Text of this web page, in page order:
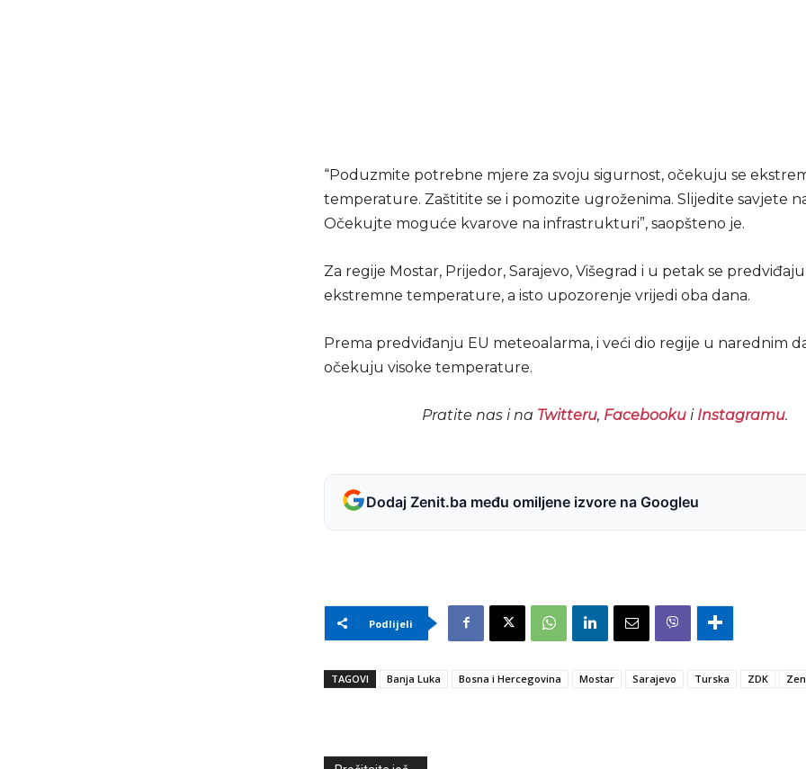
“Poduzmite potrebne mjere za svoju sigurnost, očekuju se
temperature. Zaštitite se i pomozite ugroženima. Slijedite savjete
Očekujte moguće kvarove na infrastrukturi”, saopšteno je.
Za regije Mostar, Prijedor, Sarajevo, Višegrad i u petak se predviđaju
ekstremne temperature, a isto upozorenje vrijedi oba dana.
Prema predviđanju EU meteoalarma, i veći dio regije u narednim
očekuju visoke temperature.
Pratite nas i na Twitteru, Facebookui Instagramu.
Dodaj Zenit.ba među omiljene izvore na Googleu
Podlijeli
TAGOVI Banja Luka Bosna i Hercegovina Mostar Sarajevo Turska ZDK